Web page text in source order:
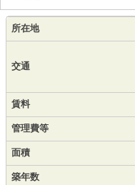
所在地
交通
賃料
管理費等
面積
築年数